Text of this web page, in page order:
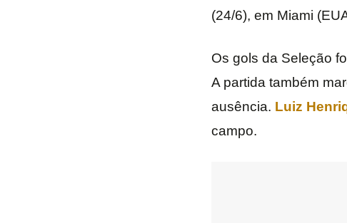
(24/6), em Miami
Os gols da Seleção
A partida também
ausência. Luiz
campo.